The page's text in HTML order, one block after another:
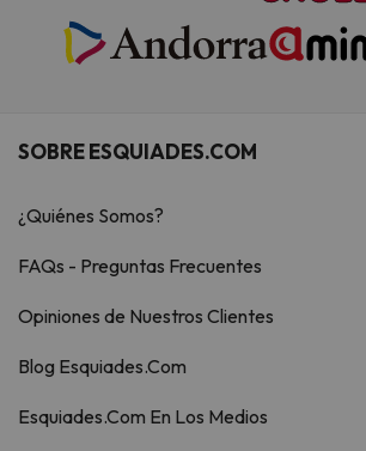
SOBRE ESQUIADES.COM
¿Quiénes Somos?
FAQs - Preguntas Frecuentes
Opiniones de Nuestros Clientes
Blog Esquiades.Com
Esquiades.Com En Los Medios